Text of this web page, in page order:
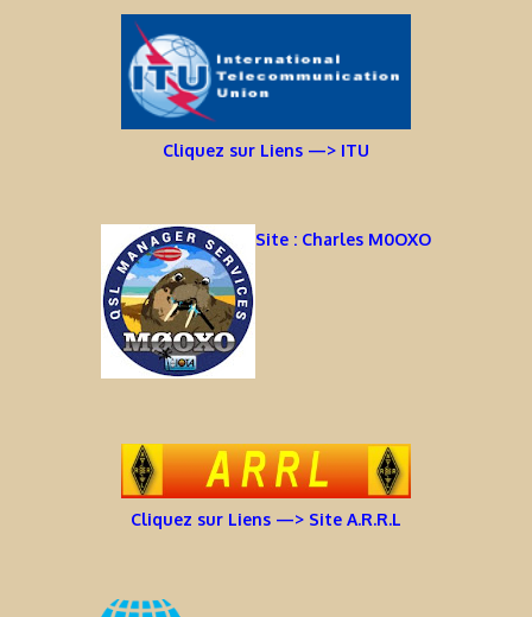
Cliquez sur Liens —> ITU
Site : Charles M0OXO
Cliquez sur Liens —> Site A.R.R.L